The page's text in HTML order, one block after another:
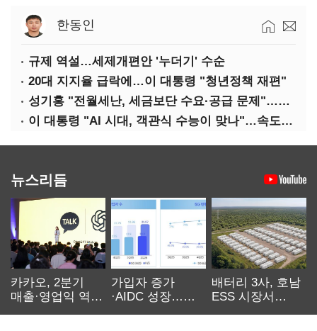
한동인
규제 역설…세제개편안 '누더기' 수순
20대 지지율 급락에…이 대통령 "청년정책 재편"
성기홍 "전월세난, 세금보단 수요·공급 문제"…닥공 시사
이 대통령 "AI 시대, 객관식 수능이 맞나"…속도전 '경계'
뉴스리듬
카카오, 2분기
매출·영업익 역대
가입자 증가
·AIDC 성장…
배터리 3사, 호남
ESS 시장서